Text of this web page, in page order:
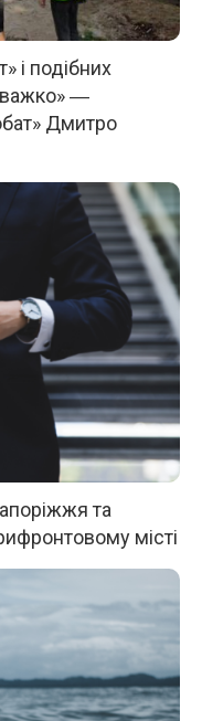
і подібних
важко» ―
Дмитро
та
місті